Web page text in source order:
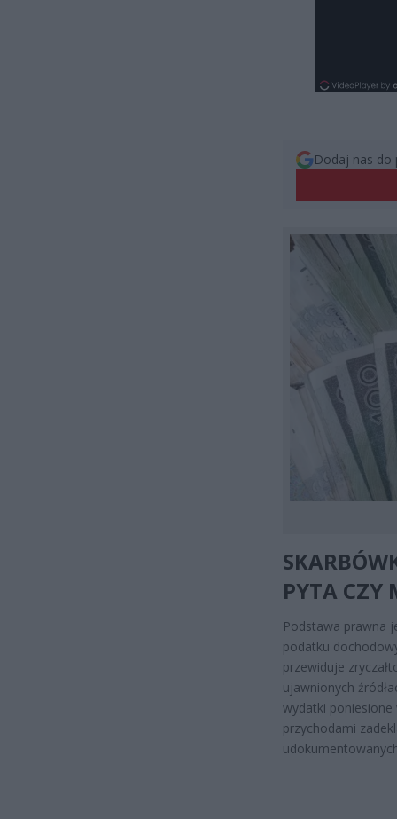
Dodaj nas do
PYTA CZY
Podstawa prawna
podatku
przewiduje
ujawnionych
wydatki
przychodami